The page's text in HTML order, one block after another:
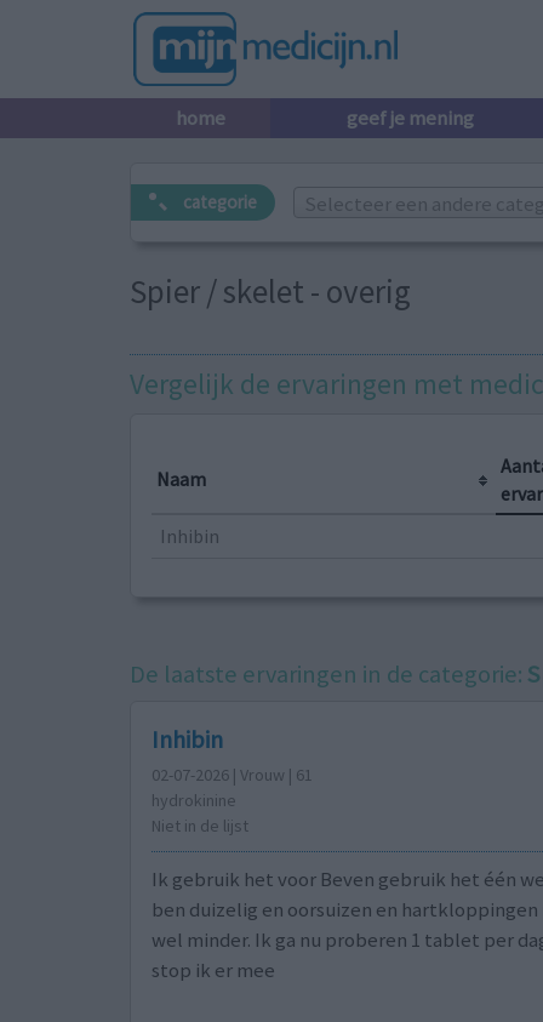
home geef je mening
categorie Selecteer een andere
Spier / skelet - overig
Vergelijk de ervaringen met
Naam
Inhibin
De laatste ervaringen in de categorie:
Inhibin
02-07-2026 | Vrouw | 61
hydrokinine
Niet in de lijst
Ik gebruik het voor Beven gebruik het één
ben duizelig en oorsuizen en hartkloppingen
wel minder. Ik ga nu proberen 1 tablet per
stop ik er mee